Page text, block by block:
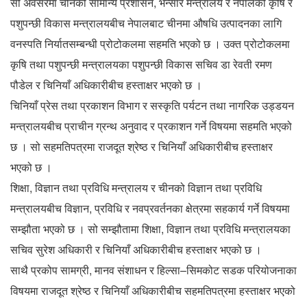
पशुपन्छी विकास मन्त्रालयबीच नेपालबाट चीनमा औषधि उत्पादनका लागि
वनस्पति निर्यातसम्बन्धी प्रोटोकलमा सहमति भएको छ । उक्त प्रोटोकलमा
कृषि तथा पशुपन्छी मन्त्रालयका पशुपन्छी विकास सचिव डा रेवती रमण
पौडेल र चिनियाँ अधिकारीबीच हस्ताक्षर भएको छ ।
चिनियाँ प्रेस तथा प्रकाशन विभाग र सस्कृति पर्यटन तथा नागरिक उड्डयन
मन्त्रालयबीच प्राचीन ग्रन्थ अनुवाद र प्रकाशन गर्ने विषयमा सहमति भएको
छ । सो सहमतिपत्रमा राजदूत श्रेष्ठ र चिनियाँ अधिकारीबीच हस्ताक्षर
भएको छ ।
शिक्षा, विज्ञान तथा प्रविधि मन्त्रालय र चीनको विज्ञान तथा प्रविधि
मन्त्रालयबीच विज्ञान, प्रविधि र नवप्रवर्तनका क्षेत्रमा सहकार्य गर्ने विषयमा
सम्झौता भएको छ । सो सम्झौतामा शिक्षा, विज्ञान तथा प्रविधि मन्त्रालयका
सचिव सुरेश अधिकारी र चिनियाँ अधिकारीबीच हस्ताक्षर भएको छ ।
साथै प्रकोप सामग्री, मानव संशाधन र हिल्सा–सिमकोट सडक परियोजनाका
विषयमा राजदूत श्रेष्ठ र चिनियाँ अधिकारीबीच सहमतिपत्रमा हस्ताक्षर भएको